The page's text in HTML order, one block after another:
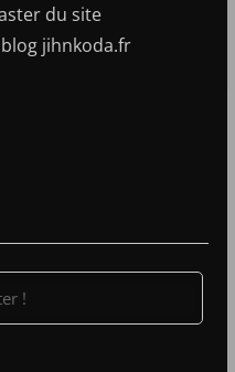
du site
jihnkoda.fr